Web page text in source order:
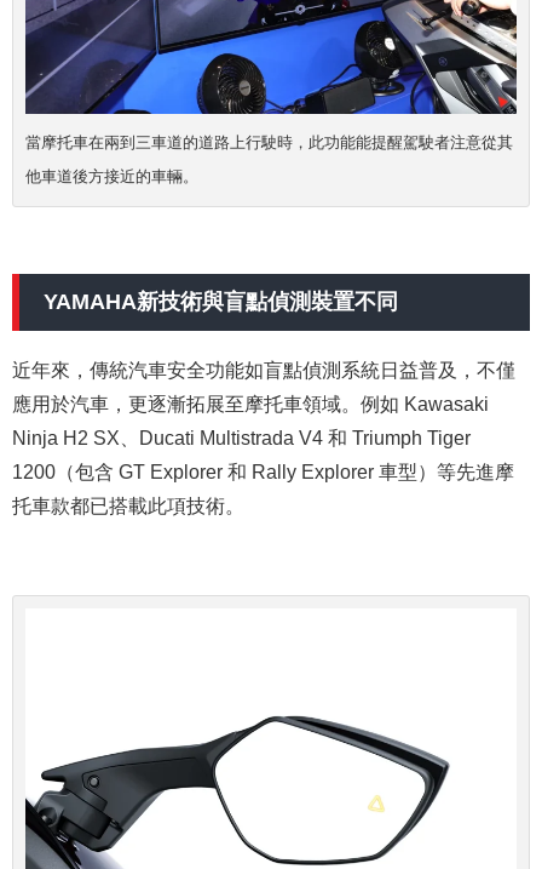
當摩托車在兩到三車道的道路上行駛時，此功能能提醒駕駛者注意從其
他車道後方接近的車輛。
YAMAHA新技術與盲點偵測裝置不同
近年來，傳統汽車安全功能如盲點偵測系統日益普及，不僅
應用於汽車，更逐漸拓展至摩托車領域。例如 Kawasaki
Ninja H2 SX、Ducati Multistrada V4 和 Triumph Tiger
1200（包含 GT Explorer 和 Rally Explorer 車型）等先進摩
托車款都已搭載此項技術。